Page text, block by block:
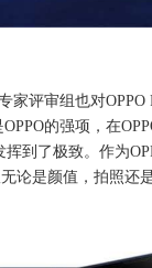
家评审组也对OPPO
的强项，在
到了极致。作为
无论是颜值，拍照还